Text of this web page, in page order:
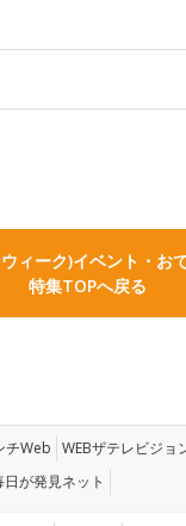
ィーク)イベント・お
特集TOPへ戻る
チWeb WEBザテレビジョ
日が発見ネット